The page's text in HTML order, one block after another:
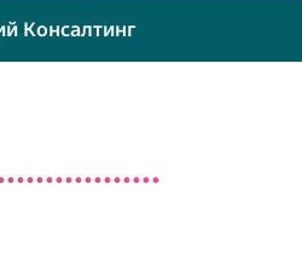
Консалтинг